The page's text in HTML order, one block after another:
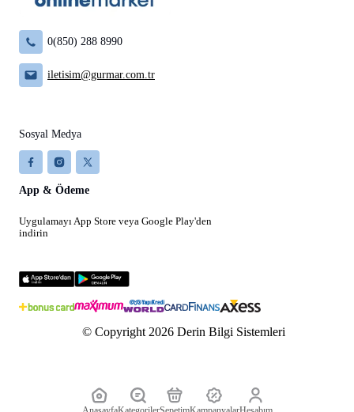
0(850) 288 8990
iletisim@gurmar.com.tr
Sosyal Medya
App & Ödeme
Uygulamayı App Store veya Google Play'den
indirin
© Copyright 2026 Derin Bilgi Sistemleri